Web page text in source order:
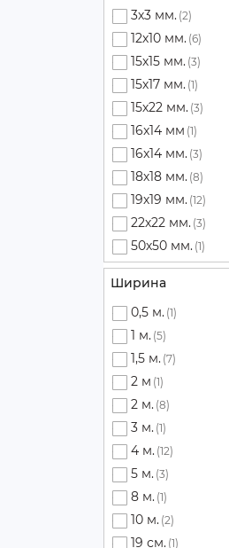
3х3 мм. (2)
12х10 мм. (6)
15х15 мм. (3)
15х17 мм. (1)
15х22 мм. (3)
16x14 мм (1)
16x14 мм. (3)
18х18 мм. (8)
19х19 мм. (12)
22х22 мм. (3)
50х50 мм. (1)
Ширина
0,5 м. (1)
1 м. (5)
1,5 м. (7)
2 м (1)
2 м. (8)
3 м. (1)
4 м. (12)
5 м. (3)
8 м. (1)
10 м. (2)
19 см. (1)